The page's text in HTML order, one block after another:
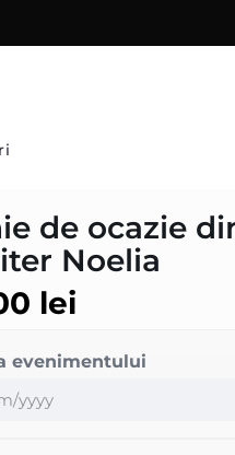
de ocazie
Noelia
lei
evenimentului